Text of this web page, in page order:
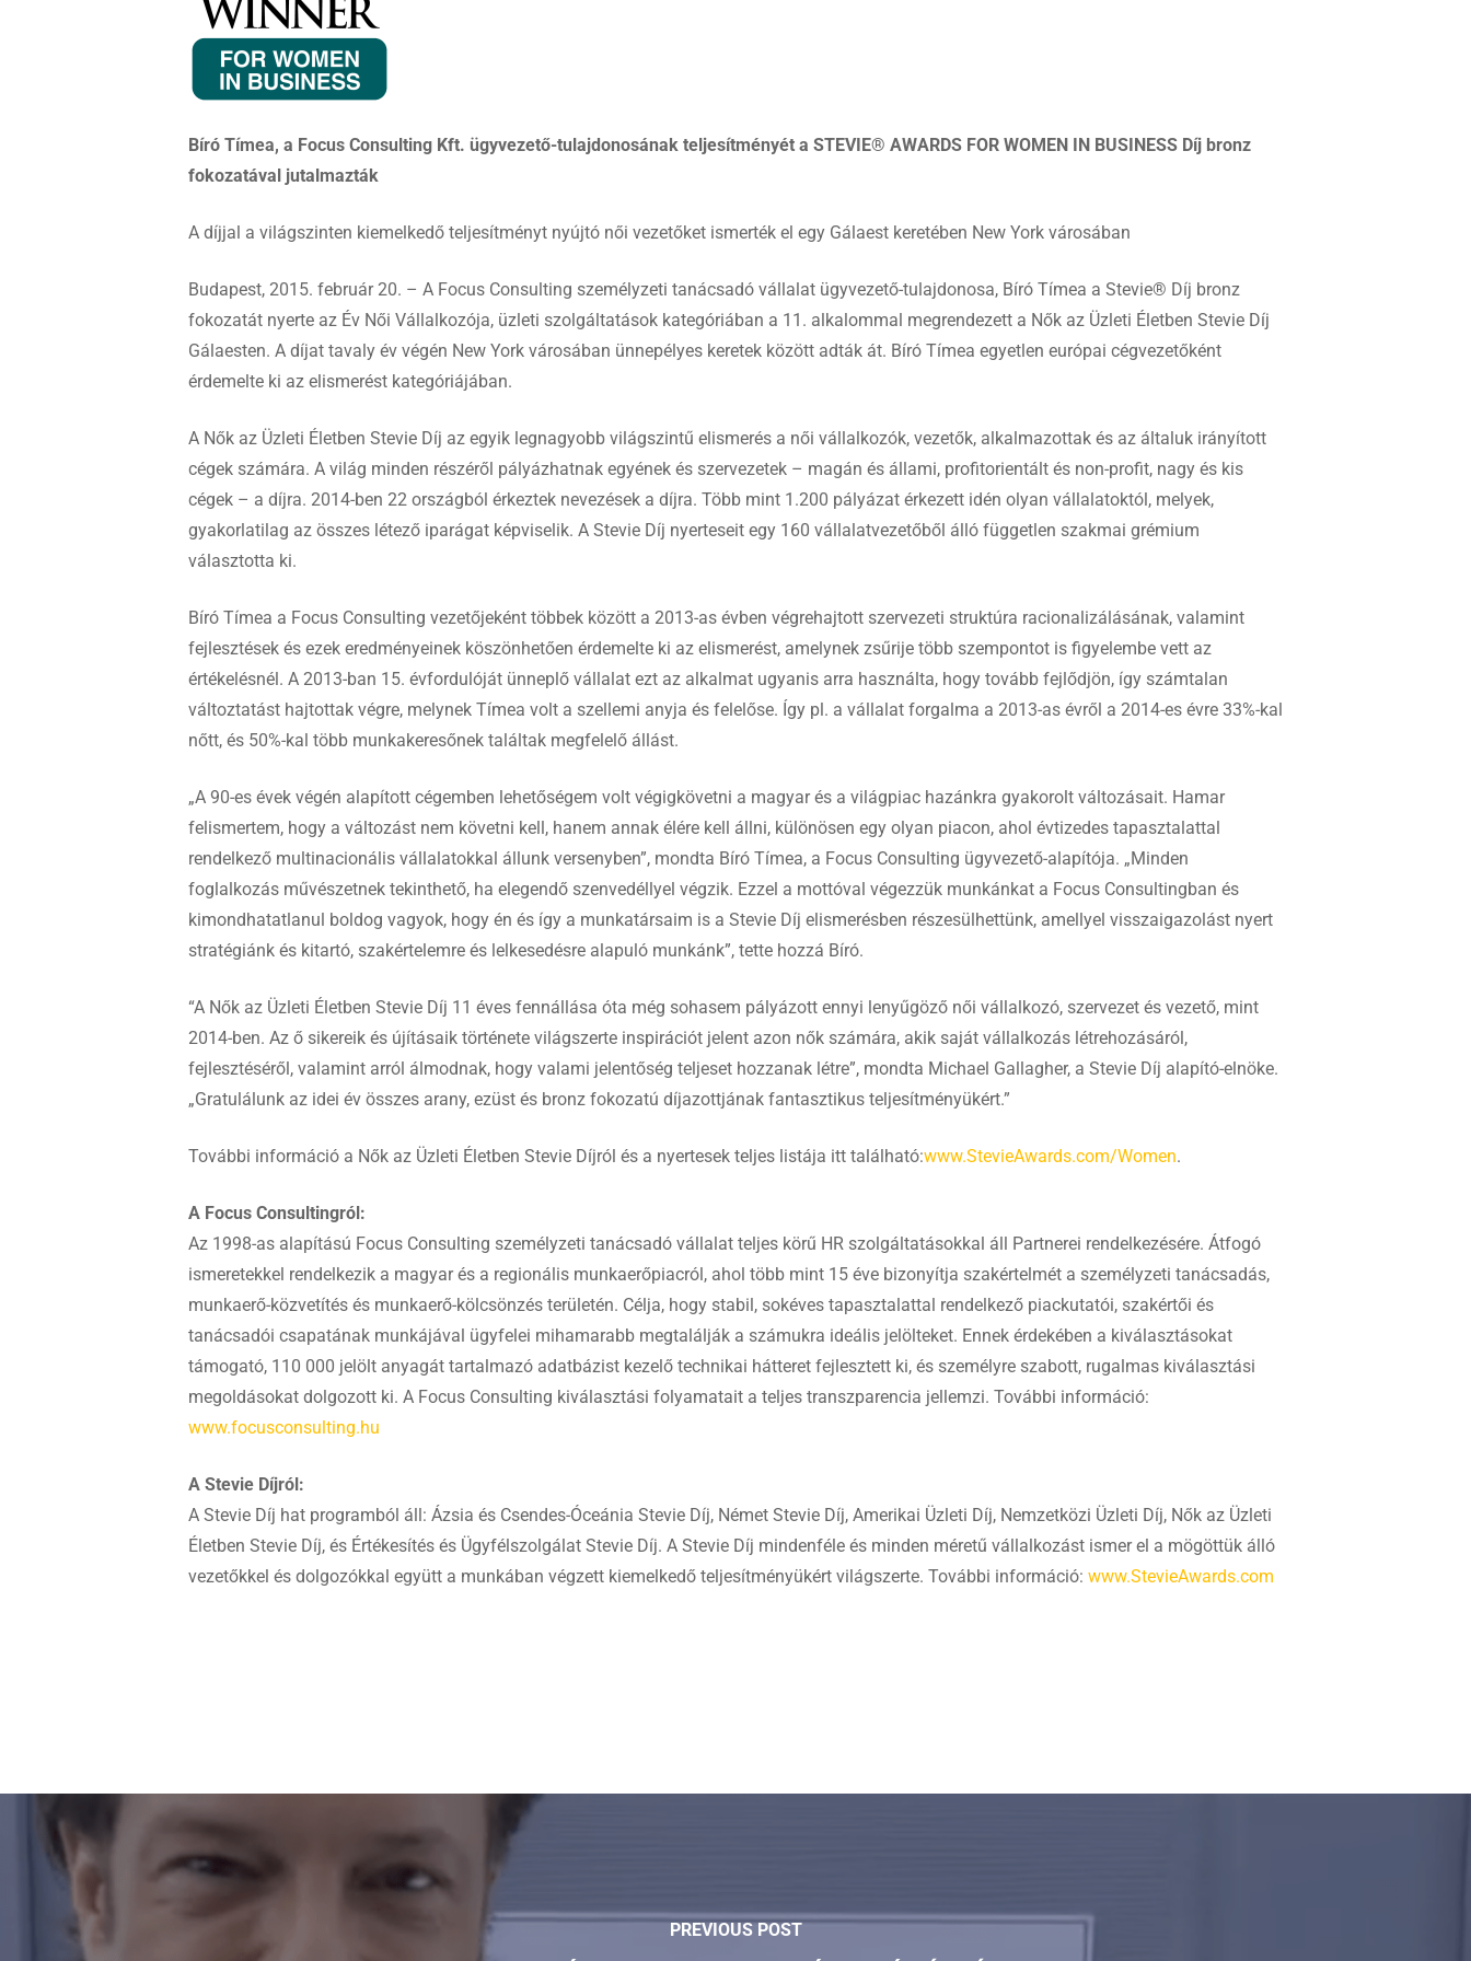
Bíró Tímea, a Focus Consulting Kft. ügyvezető-tulajdonosának teljesítményét a STEVIE® AWARDS FOR WOMEN IN BUSINESS Díj bronz
fokozatával jutalmazták
A díjjal a világszinten kiemelkedő teljesítményt nyújtó női vezetőket ismerték el egy Gálaest keretében New York városában
Budapest, 2015. február 20. – A Focus Consulting személyzeti tanácsadó vállalat ügyvezető-tulajdonosa, Bíró Tímea a Stevie® Díj bronz
fokozatát nyerte az Év Női Vállalkozója, üzleti szolgáltatások kategóriában a 11. alkalommal megrendezett a Nők az Üzleti Életben Stevie Díj
Gálaesten. A díjat tavaly év végén New York városában ünnepélyes keretek között adták át. Bíró Tímea egyetlen európai cégvezetőként
érdemelte ki az elismerést kategóriájában.
A Nők az Üzleti Életben Stevie Díj az egyik legnagyobb világszintű elismerés a női vállalkozók, vezetők, alkalmazottak és az általuk irányított
cégek számára. A világ minden részéről pályázhatnak egyének és szervezetek – magán és állami, profitorientált és non-profit, nagy és kis
cégek – a díjra. 2014-ben 22 országból érkeztek nevezések a díjra. Több mint 1.200 pályázat érkezett idén olyan vállalatoktól, melyek,
gyakorlatilag az összes létező iparágat képviselik. A Stevie Díj nyerteseit egy 160 vállalatvezetőből álló független szakmai grémium
választotta ki.
Bíró Tímea a Focus Consulting vezetőjeként többek között a 2013-as évben végrehajtott szervezeti struktúra racionalizálásának, valamint
fejlesztések és ezek eredményeinek köszönhetően érdemelte ki az elismerést, amelynek zsűrije több szempontot is figyelembe vett az
értékelésnél. A 2013-ban 15. évfordulóját ünneplő vállalat ezt az alkalmat ugyanis arra használta, hogy tovább fejlődjön, így számtalan
változtatást hajtottak végre, melynek Tímea volt a szellemi anyja és felelőse. Így pl. a vállalat forgalma a 2013-as évről a 2014-es évre 33%-kal
nőtt, és 50%-kal több munkakeresőnek találtak megfelelő állást.
„A 90-es évek végén alapított cégemben lehetőségem volt végigkövetni a magyar és a világpiac hazánkra gyakorolt változásait. Hamar
felismertem, hogy a változást nem követni kell, hanem annak élére kell állni, különösen egy olyan piacon, ahol évtizedes tapasztalattal
rendelkező multinacionális vállalatokkal állunk versenyben”, mondta Bíró Tímea, a Focus Consulting ügyvezető-alapítója. „Minden
foglalkozás művészetnek tekinthető, ha elegendő szenvedéllyel végzik. Ezzel a mottóval végezzük munkánkat a Focus Consultingban és
kimondhatatlanul boldog vagyok, hogy én és így a munkatársaim is a Stevie Díj elismerésben részesülhettünk, amellyel visszaigazolást nyert
stratégiánk és kitartó, szakértelemre és lelkesedésre alapuló munkánk”, tette hozzá Bíró.
“A Nők az Üzleti Életben Stevie Díj 11 éves fennállása óta még sohasem pályázott ennyi lenyűgöző női vállalkozó, szervezet és vezető, mint
2014-ben. Az ő sikereik és újításaik története világszerte inspirációt jelent azon nők számára, akik saját vállalkozás létrehozásáról,
fejlesztéséről, valamint arról álmodnak, hogy valami jelentőség teljeset hozzanak létre”, mondta Michael Gallagher, a Stevie Díj alapító-elnöke.
„Gratulálunk az idei év összes arany, ezüst és bronz fokozatú díjazottjának fantasztikus teljesítményükért.”
További információ a Nők az Üzleti Életben Stevie Díjról és a nyertesek teljes listája itt található:www.StevieAwards.com/Women.
A Focus Consultingról:
Az 1998-as alapítású Focus Consulting személyzeti tanácsadó vállalat teljes körű HR szolgáltatásokkal áll Partnerei rendelkezésére. Átfogó
ismeretekkel rendelkezik a magyar és a regionális munkaerőpiacról, ahol több mint 15 éve bizonyítja szakértelmét a személyzeti tanácsadás,
munkaerő-közvetítés és munkaerő-kölcsönzés területén. Célja, hogy stabil, sokéves tapasztalattal rendelkező piackutatói, szakértői és
tanácsadói csapatának munkájával ügyfelei mihamarabb megtalálják a számukra ideális jelölteket. Ennek érdekében a kiválasztásokat
támogató, 110 000 jelölt anyagát tartalmazó adatbázist kezelő technikai hátteret fejlesztett ki, és személyre szabott, rugalmas kiválasztási
megoldásokat dolgozott ki. A Focus Consulting kiválasztási folyamatait a teljes transzparencia jellemzi. További információ:
www.focusconsulting.hu
A Stevie Díjról:
A Stevie Díj hat programból áll: Ázsia és Csendes-Óceánia Stevie Díj, Német Stevie Díj, Amerikai Üzleti Díj, Nemzetközi Üzleti Díj, Nők az Üzleti
Életben Stevie Díj, és Értékesítés és Ügyfélszolgálat Stevie Díj. A Stevie Díj mindenféle és minden méretű vállalkozást ismer el a mögöttük álló
vezetőkkel és dolgozókkal együtt a munkában végzett kiemelkedő teljesítményükért világszerte. További információ: www.StevieAwards.com
PREVIOUS POST